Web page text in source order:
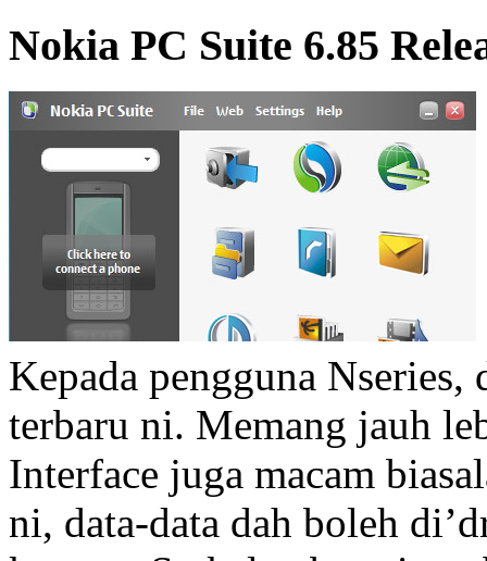
Nokia PC Suite 6.85
Kepada pengguna
terbaru ni. Memang jauh
Interface juga macam
ni, data-data dah boleh